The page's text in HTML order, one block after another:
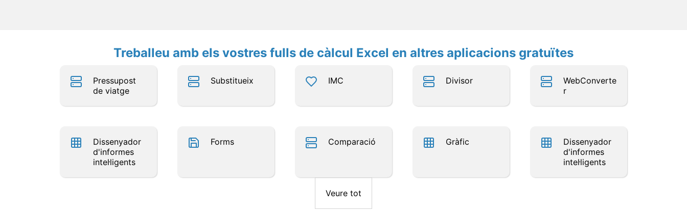
Treballeu amb els vostres fulls de càlcul Excel en altres aplicacions gratuïtes
Pressupost
de viatge
Substitueix IMC Divisor
WebConverte
r
Dissenyador
d'informes
intel·ligents
Forms Comparació Gràfic
Dissenyador
d'informes
intel·ligents
Veure tot